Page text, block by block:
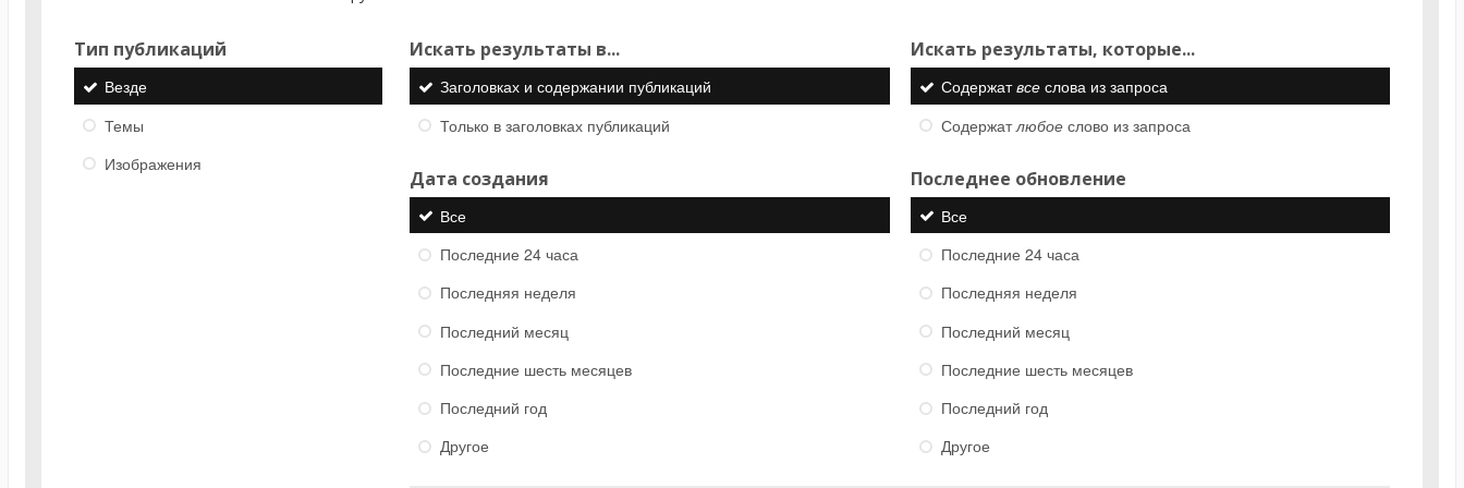
Тип публикаций
Везде
Темы
Изображения
Искать результаты в...
Заголовках и содержании публикаций
Только в заголовках публикаций
Искать результаты, которые...
Содержатвсеслова из запроса
Содержатлюбоеслово из запроса
Дата создания
Все
Последние 24 часа
Последняя неделя
Последний месяц
Последние шесть месяцев
Последний год
Другое
Последнее обновление
Все
Последние 24 часа
Последняя неделя
Последний месяц
Последние шесть месяцев
Последний год
Другое